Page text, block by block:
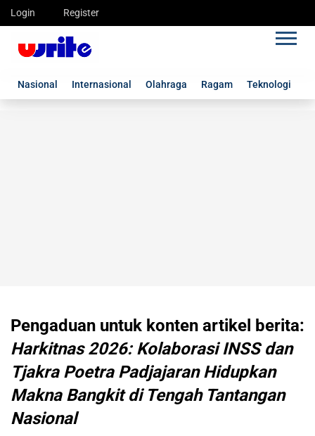
Login Register
Nasional Internasional Olahraga Ragam Teknologi
Pengaduan untuk konten artikel berita:
Harkitnas 2026: Kolaborasi INSS dan
Tjakra Poetra Padjajaran Hidupkan
Makna Bangkit di Tengah Tantangan
Nasional